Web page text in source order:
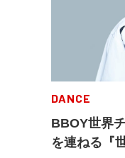
DANCE
BBOY世界
を連ねる『